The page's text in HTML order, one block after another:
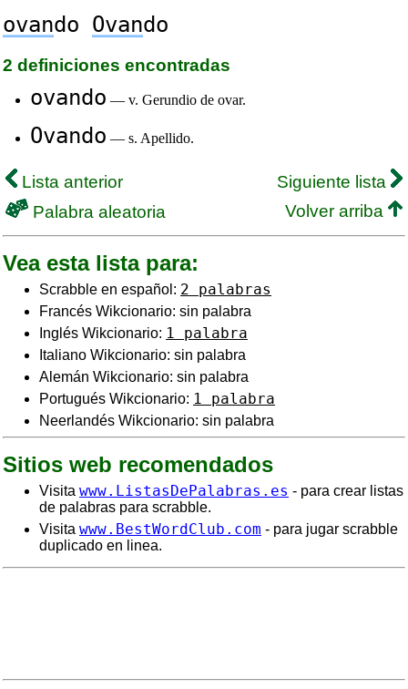
ovando Ovando
2 definiciones encontradas
ovando — v. Gerundio de ovar.
Ovando — s. Apellido.
Lista anterior
Siguiente lista
Palabra aleatoria
Volver arriba
Vea esta lista para:
Scrabble en español: 2 palabras
Francés Wikcionario: sin palabra
Inglés Wikcionario: 1 palabra
Italiano Wikcionario: sin palabra
Alemán Wikcionario: sin palabra
Portugués Wikcionario: 1 palabra
Neerlandés Wikcionario: sin palabra
Sitios web recomendados
Visita www.ListasDePalabras.es - para crear listas
de palabras para scrabble.
Visita www.BestWordClub.com - para jugar scrabble
duplicado en linea.